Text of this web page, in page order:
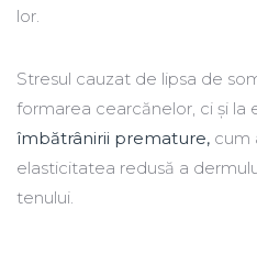
lor.
Stresul cauzat de lipsa de
formarea cearcănelor, ci și la
îmbătrânirii premature, cum
elasticitatea redusă a
tenului.